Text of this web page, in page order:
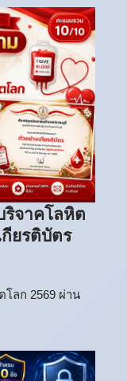
ริจาคโลหิต
ยรติบัตร
ลก 2569 ผ่าน